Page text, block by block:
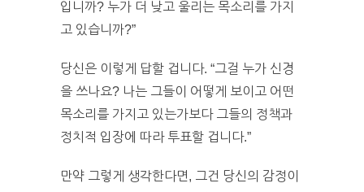
입니까? 누가 더 낮고 울리는 목소리를 가지
고 있습니까?”
당신은 이렇게 답할 겁니다. “그걸 누가 신경
을 쓰나요? 나는 그들이 어떻게 보이고 어떤
목소리를 가지고 있는가보다 그들의 정책과
정치적 입장에 따라 투표할 겁니다.”
만약 그렇게 생각한다면, 그건 당신의 감정이